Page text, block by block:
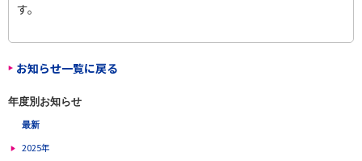
す。
お知らせ一覧に戻る
年度別お知らせ
最新
2025年